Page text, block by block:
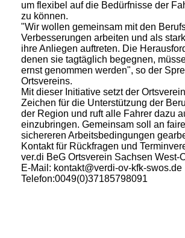
um flexibel auf die Bedürfnisse der
zu können.
"Wir wollen gemeinsam mit den
Verbesserungen arbeiten und als
ihre Anliegen auftreten. Die
denen sie tagtäglich begegnen,
ernst genommen werden", so der
Ortsvereins.
Mit dieser Initiative setzt der
Zeichen für die Unterstützung der
der Region und ruft alle Fahrer dazu
einzubringen. Gemeinsam soll an
sichereren Arbeitsbedingungen
Kontakt für Rückfragen und
ver.di BeG Ortsverein Sachsen West-
E-Mail: kontakt@verdi-ov-kfk-swos.de
Telefon:0049(0)37185798091